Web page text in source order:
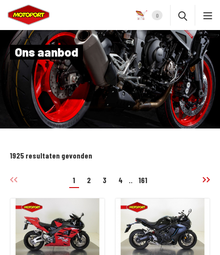
0
Ons aanbod
1925 resultaten gevonden
1 2 3 4 .. 161